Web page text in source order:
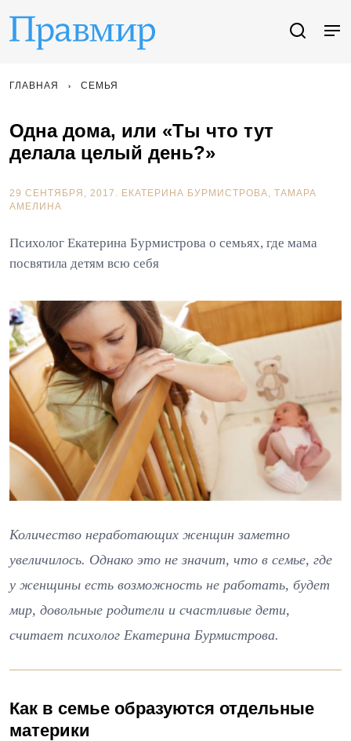
ГЛАВНАЯ СЕМЬЯ
Одна дома, или «Ты что тут
делала целый день?»
29 СЕНТЯБРЯ, 2017. ЕКАТЕРИНА БУРМИСТРОВА
ТАМАРА
АМЕЛИНА
Психолог Екатерина Бурмистрова о семьях, где мама
посвятила детям всю себя
Количество неработающих женщин заметно
увеличилось. Однако это не значит, что в семье, где
у женщины есть возможность не работать, будет
мир, довольные родители и счастливые дети,
считает психолог Екатерина Бурмистрова.
Как в семье образуются отдельные
материки